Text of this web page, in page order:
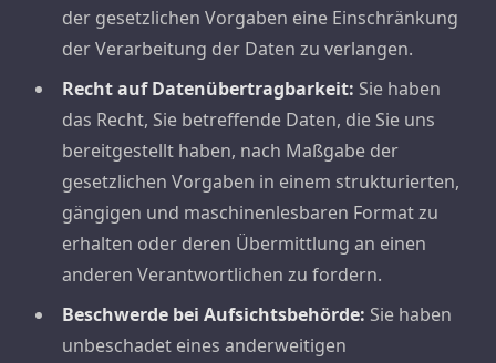
der gesetzlichen Vorgaben eine Einschränkung
der Verarbeitung der Daten zu verlangen.
Recht auf Datenübertragbarkeit: Sie haben
das Recht, Sie betreffende Daten, die Sie uns
bereitgestellt haben, nach Maßgabe der
gesetzlichen Vorgaben in einem strukturierten,
gängigen und maschinenlesbaren Format zu
erhalten oder deren Übermittlung an einen
anderen Verantwortlichen zu fordern.
Beschwerde bei Aufsichtsbehörde: Sie haben
unbeschadet eines anderweitigen